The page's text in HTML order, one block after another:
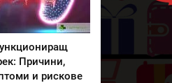
Причини,
и рискове